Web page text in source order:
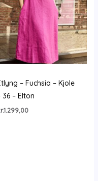
– Fuchsia – Kjole
36 – Elton
1.299,00